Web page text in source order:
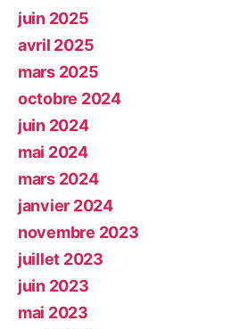
juin 2025
avril 2025
mars 2025
octobre 2024
juin 2024
mai 2024
mars 2024
janvier 2024
novembre 2023
juillet 2023
juin 2023
mai 2023